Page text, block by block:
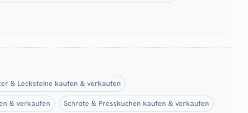
& Lecksteine kaufen & verkaufen
& verkaufen Schrote & Presskuchen kaufen & verkaufen